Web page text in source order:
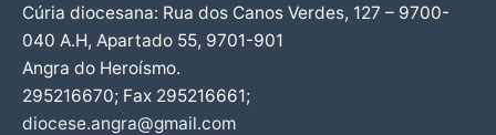
Cúria diocesana: Rua dos Canos Verdes, 127 – 9700-
040 A.H, Apartado 55, 9701-901
Angra do Heroísmo.
295216670; Fax 295216661;
diocese.angra@gmail.com